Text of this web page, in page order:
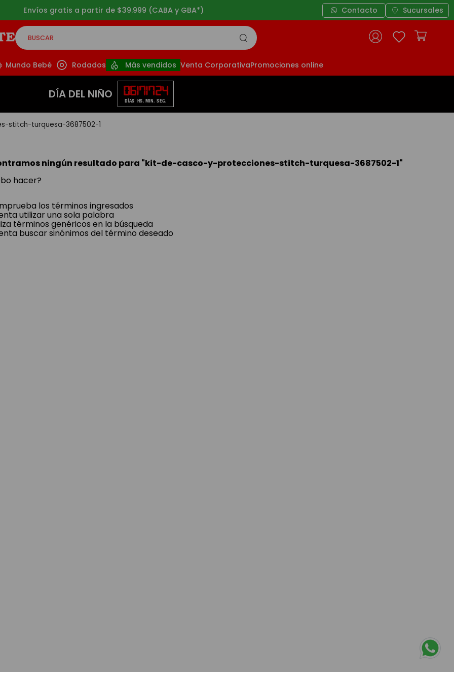
Envíos gratis a partir de $39.999 (CABA y GBA*) Contacto Sucursales
BUSCAR
Mundo Bebé Rodados Más vendidos Venta CorporativaPromociones online
DÍA DEL NIÑO 06
DÍAS
17
HS.
17
MIN.
23
SEG.
stitch-turquesa-3687502-1
ningún resultado para "kit-de-casco-y-protecciones-stitch-turquesa-3687502-1"
hacer?
los términos ingresados
utilizar una sola palabra
términos genéricos en la búsqueda
buscar sinónimos del término deseado